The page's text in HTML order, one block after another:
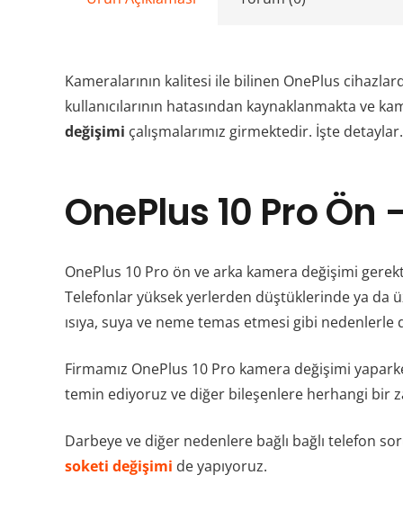
Kameralarının kalitesi ile bilinen OnePlus
kullanıcılarının hatasından kaynaklanmakta ve
değişimi çalışmalarımız girmektedir. İşte
OnePlus 10 Pro
OnePlus 10 Pro ön ve arka kamera değişimi
Telefonlar yüksek yerlerden düştüklerinde ya da
ısıya, suya ve neme temas etmesi gibi
Firmamız OnePlus 10 Pro kamera değişimi
temin ediyoruz ve diğer bileşenlere herhangi bir
Darbeye ve diğer nedenlere bağlı bağlı telefon
soketi değişimi de yapıyoruz.